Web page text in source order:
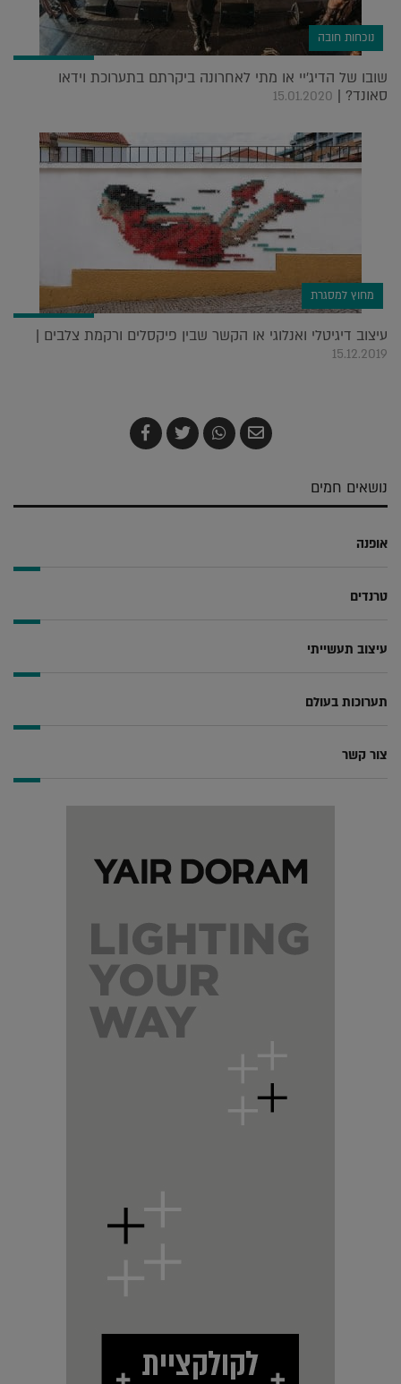
נוכחות חובה
שובו של הדיג'יי או מתי לאחרונה ביקרתם בתערוכת וידאו
סאונד? | 15.01.2020
מחוץ למסגרת
עיצוב דיגיטלי ואנלוגי או הקשר שבין פיקסלים ורקמת צלבים |
15.12.2019
שלח
בדואר
שתף
ב-
צייץ
ב-
שתף
ב-
נושאים חמים
אופנה
טרנדים
עיצוב תעשייתי
תערוכות בעולם
צור קשר